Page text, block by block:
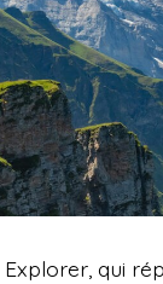
Explorer, qui